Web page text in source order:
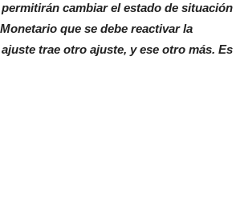
cambiar el estado de situación
que se debe reactivar la
trae otro ajuste, y ese otro más. Es